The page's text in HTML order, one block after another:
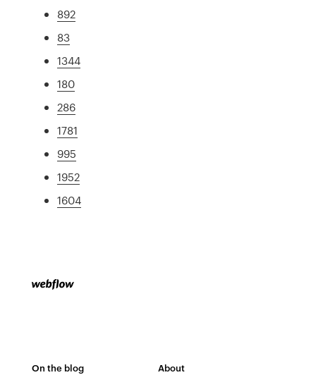
892
83
1344
180
286
1781
995
1952
1604
On the blog About